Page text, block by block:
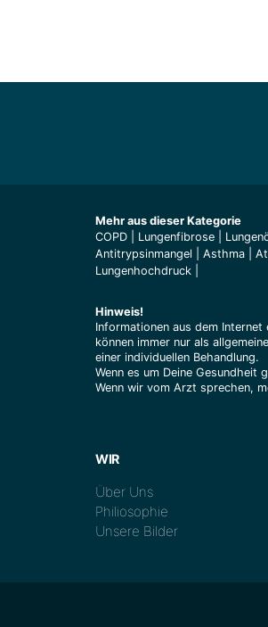
Mehr aus dieser Kategorie
COPD
Lungenfibrose
Antitrypsinmangel
Asthma
Lungenhochdruck
Hinweis!
Informationen aus dem Internet
können immer nur als
einer individuellen Behandlung.
Wenn es um Deine Gesundheit
Wenn wir vom Arzt sprechen,
WIR
Über Uns
Philiosophie
Unsere Bilder